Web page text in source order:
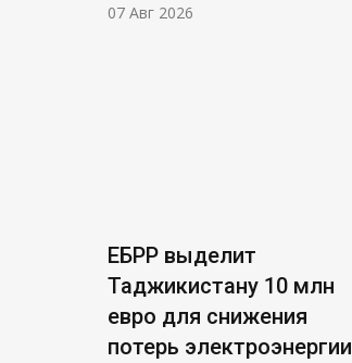
07 Авг 2026
ЕБРР выделит
Таджикистану 10 млн
евро для снижения
потерь электроэнергии